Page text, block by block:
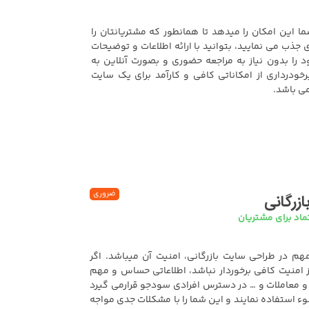
این امکان را میدهد تا همانطور که مشتریانتان را
می نمایید، بتوانید با ارائه اطلاعات و توضیحات
بدون نیاز به مراجعه حضوری و بصورت آنلاین به
از امکاناتی کافی و کارآمد برای یک سایت
باشد.
برای مشتریان
در طراحی سایت بازرگانی، امنیت آن میباشد. اگر
امنیت کافی برخوردار نباشد، اطلاعاتی حساس و مهم
و معاملات و … در دسترس افرادی سودجو قرارمی گیرد
استفاده نمایند و این شما را با مشکلات جدی مواجه
ضروری